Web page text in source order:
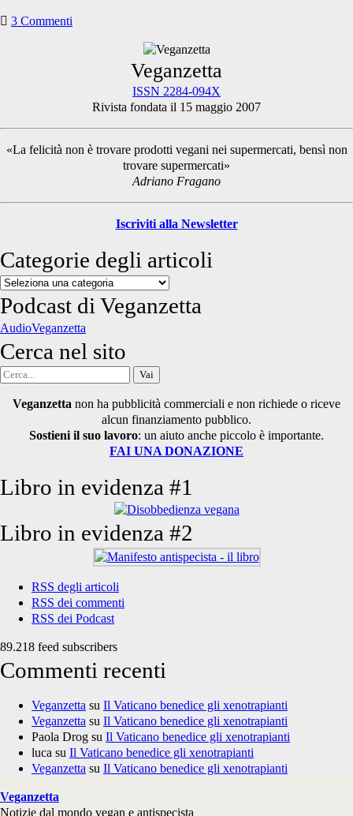
3 Commenti
Sidebar
Veganzetta
ISSN 2284-094X
Rivista fondata il 15 maggio 2007
«La felicità non è trovare prodotti vegani nei supermercati, bensì non
trovare supermercati»
Adriano Fragano
Iscriviti alla Newsletter
Categorie degli articoli
Categorie
degli
articoli
Podcast di Veganzetta
AudioVeganzetta
Cerca nel sito
Cerca
Veganzetta non ha pubblicità commerciali e non richiede o riceve
alcun finanziamento pubblico.
Sostieni il suo lavoro: un aiuto anche piccolo è importante.
FAI UNA DONAZIONE
Libro in evidenza #1
Libro in evidenza #2
RSS degli articoli
RSS dei commenti
RSS dei Podcast
89.218 feed subscribers
Commenti recenti
Veganzetta su Il Vaticano benedice gli xenotrapianti
Veganzetta su Il Vaticano benedice gli xenotrapianti
Paola Drog su Il Vaticano benedice gli xenotrapianti
luca su Il Vaticano benedice gli xenotrapianti
Veganzetta su Il Vaticano benedice gli xenotrapianti
Veganzetta
Notizie dal mondo vegan e antispecista